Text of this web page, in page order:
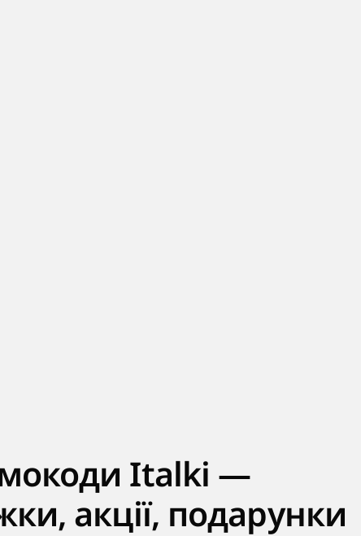
Italki —
акції, подарунки